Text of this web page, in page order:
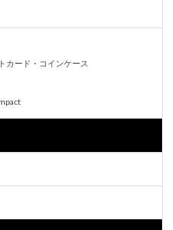
カード・コインケース